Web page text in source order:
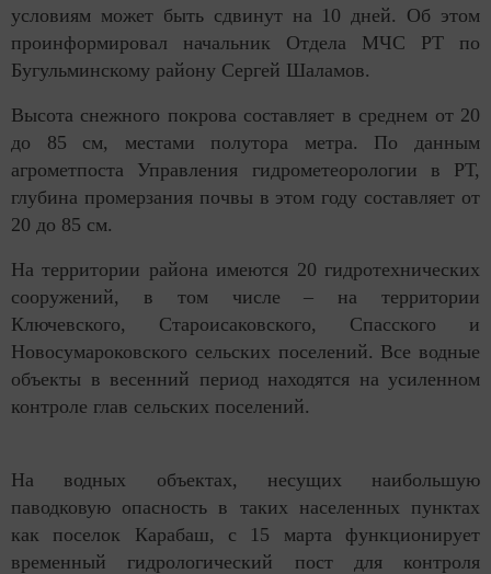
условиям может быть сдвинут на 10 дней. Об этом
проинформировал начальник Отдела МЧС РТ по
Бугульминскому району Сергей Шаламов.
Высота снежного покрова составляет в среднем от 20
до 85 см, местами полутора метра. По данным
агрометпоста Управления гидрометеорологии в РТ,
глубина промерзания почвы в этом году составляет от
20 до 85 см.
На территории района имеются 20 гидротехнических
сооружений, в том числе – на территории
Ключевского, Староисаковского, Спасского и
Новосумароковского сельских поселений. Все водные
объекты в весенний период находятся на усиленном
контроле глав сельских поселений.
На водных объектах, несущих наибольшую
паводковую опасность в таких населенных пунктах
как поселок Карабаш, с 15 марта функционирует
временный гидрологический пост для контроля